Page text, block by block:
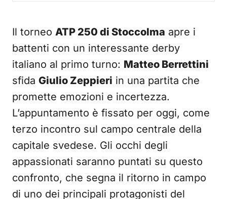
Il torneo ATP 250 di Stoccolma apre i
battenti con un interessante derby
italiano al primo turno: Matteo Berrettini
sfida Giulio Zeppieri in una partita che
promette emozioni e incertezza.
L’appuntamento è fissato per oggi, come
terzo incontro sul campo centrale della
capitale svedese. Gli occhi degli
appassionati saranno puntati su questo
confronto, che segna il ritorno in campo
di uno dei principali protagonisti del